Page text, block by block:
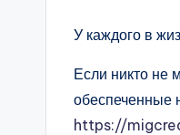
У каждого в
Если никто не
обеспеченные
https://